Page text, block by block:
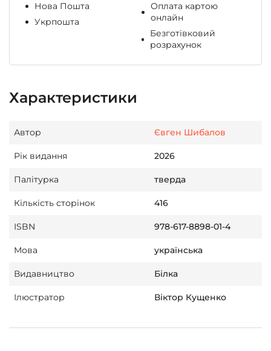
Нова Пошта
Укрпошта
Оплата картою
онлайн
Безготівковий
розрахунок
Характеристики
Автор Євген Шибалов
Рік видання 2026
Палітурка тверда
Кількість сторінок 416
ISBN 978-617-8898-01-4
Мова українська
Видавництво Білка
Ілюстратор Віктор Кущенко